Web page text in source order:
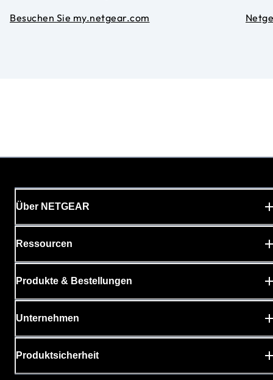
Besuchen Sie my.netgear.com
Über NETGEAR
Ressourcen
Produkte & Bestellungen
Unternehmen
Produktsicherheit